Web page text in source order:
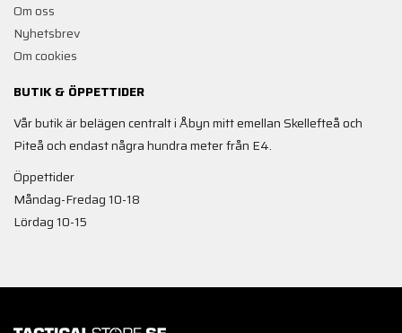
Om oss
Nyhetsbrev
Om cookies
BUTIK & ÖPPETTIDER
Vår butik är belägen centralt i Åbyn mitt emellan Skellefteå och
Piteå och endast några hundra meter från E4.
Öppettider
Måndag-Fredag 10-18
Lördag 10-15